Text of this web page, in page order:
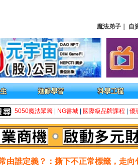
魔法弟子
自
5050魔法眾籌 NG書城 國際級品牌課程 優
由誰定義？：撕下不正常標籤，走向